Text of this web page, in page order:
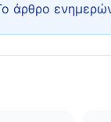
άρθρο